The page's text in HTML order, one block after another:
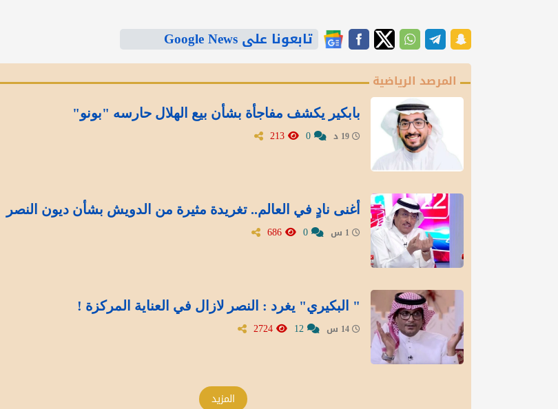
تابعونا على Google News
المرصد الرياضية
بابكير يكشف مفاجأة بشأن بيع الهلال حارسه "بونو"
أغنى نادٍ في العالم.. تغريدة مثيرة من الدويش بشأن ديون النصر
" البكيري" يغرد : النصر لازال في العناية المركزة !
المزيد